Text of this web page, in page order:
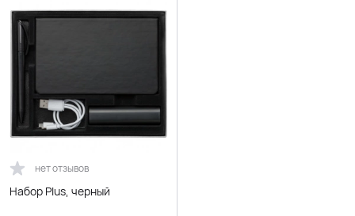
нет отзывов
Набор Plus, черный